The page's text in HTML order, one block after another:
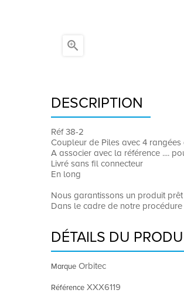

DESCRIPTION
Réf 38-2
Coupleur de Piles avec 4
A associer avec la référence ....
Livré sans fil connecteur
En long
Nous garantissons un produit
Dans le cadre de notre
DÉTAILS DU
Marque Orbitec
Référence XXX6119